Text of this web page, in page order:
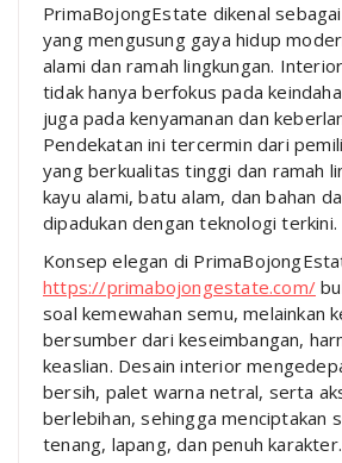
PrimaBojongEstate dikenal
yang mengusung gaya hidup
alami dan ramah lingkungan.
tidak hanya berfokus pada
juga pada kenyamanan dan
Pendekatan ini tercermin dari
yang berkualitas tinggi dan ramah
kayu alami, batu alam, dan bahan
dipadukan dengan teknologi terkini.
Konsep elegan di
https://primabojongestate.com/
soal kemewahan semu, melainkan
bersumber dari keseimbangan,
keaslian. Desain interior
bersih, palet warna netral, serta
berlebihan, sehingga menciptakan
tenang, lapang, dan penuh karakter.